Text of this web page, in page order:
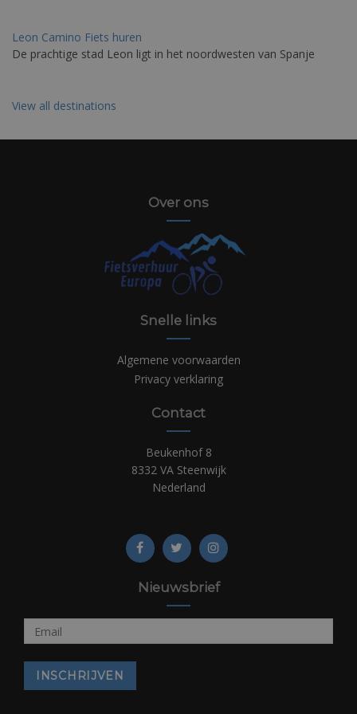
Leon Camino Fiets huren
De prachtige stad Leon ligt in het noordwesten van Spanje
View all destinations
Over ons
Snelle links
Algemene voorwaarden
Privacy verklaring
Contact
Beukenhof 8
8332 VA Steenwijk
Nederland
Nieuwsbrief